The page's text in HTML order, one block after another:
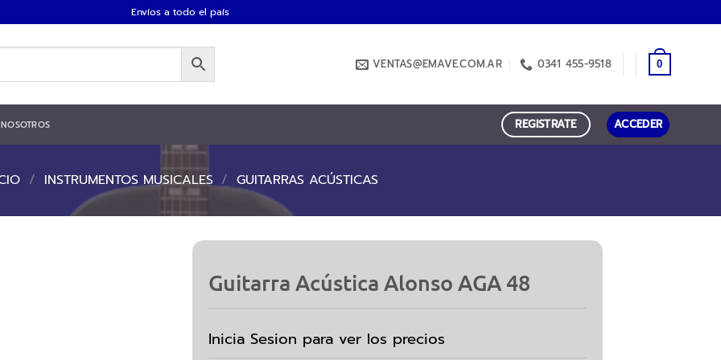
Envíos a todo el país
VENTAS@EMAVE.COM.AR 0341 455-9518 0
NOSOTROS REGISTRATE ACCEDER
/ INSTRUMENTOS MUSICALES / GUITARRAS ACÚSTICAS
Guitarra Acústica Alonso AGA 48
Inicia Sesion para ver los precios